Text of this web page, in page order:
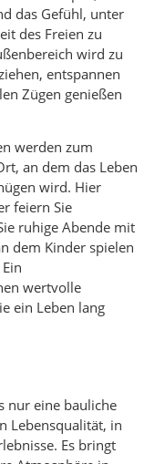
das Gefühl, unter
des Freien zu
wird zu
entspannen
Zügen genießen
werden zum
an dem das Leben
wird. Hier
feiern Sie
ruhige Abende mit
dem Kinder spielen
wertvolle
ein Leben lang
nur eine bauliche
Lebensqualität, in
Es bringt